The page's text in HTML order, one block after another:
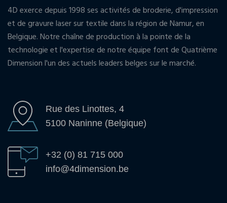
4D exerce depuis 1998 ses activités de broderie, d'impression
et de gravure laser sur textile dans la région de Namur, en
Belgique. Notre chaîne de production à la pointe de la
technologie et l'expertise de notre équipe font de Quatrième
Dimension l'un des actuels leaders belges sur le marché.
Rue des Linottes, 4
5100 Naninne (Belgique)
+32 (0) 81 715 000
info@4dimension.be